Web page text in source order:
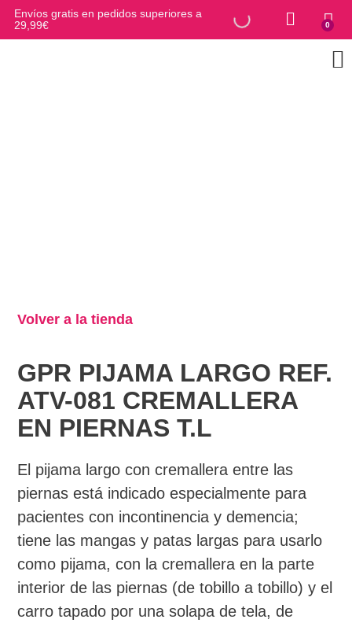
Envíos gratis en pedidos superiores a
29,99€
0
Volver a la tienda
GPR PIJAMA LARGO REF.
ATV-081 CREMALLERA
EN PIERNAS T.L
El pijama largo con cremallera entre las
piernas está indicado especialmente para
pacientes con incontinencia y demencia;
tiene las mangas y patas largas para usarlo
como pijama, con la cremallera en la parte
interior de las piernas (de tobillo a tobillo) y el
carro tapado por una solapa de tela, de